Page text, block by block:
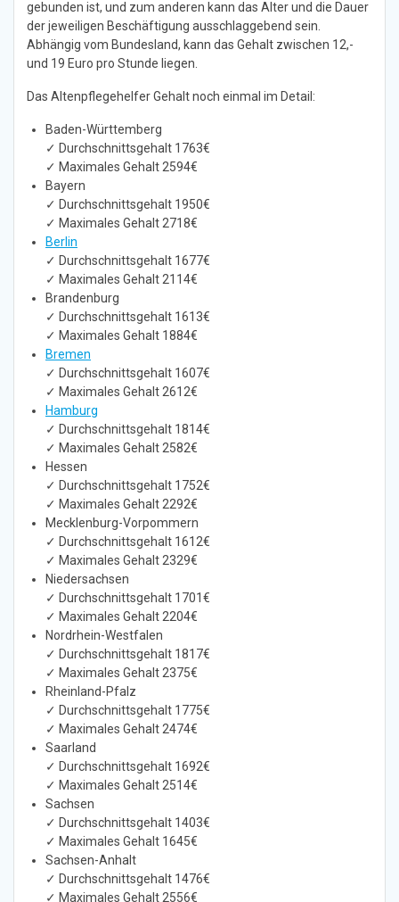
gebunden ist, und zum anderen kann das Alter und die Dauer
der jeweiligen Beschäftigung ausschlaggebend sein.
Abhängig vom Bundesland, kann das Gehalt zwischen 12,-
und 19 Euro pro Stunde liegen.
Das Altenpflegehelfer Gehalt noch einmal im Detail:
Baden-Württemberg
✓ Durchschnittsgehalt 1763€
✓ Maximales Gehalt 2594€
Bayern
✓ Durchschnittsgehalt 1950€
✓ Maximales Gehalt 2718€
Berlin
✓ Durchschnittsgehalt 1677€
✓ Maximales Gehalt 2114€
Brandenburg
✓ Durchschnittsgehalt 1613€
✓ Maximales Gehalt 1884€
Bremen
✓ Durchschnittsgehalt 1607€
✓ Maximales Gehalt 2612€
Hamburg
✓ Durchschnittsgehalt 1814€
✓ Maximales Gehalt 2582€
Hessen
✓ Durchschnittsgehalt 1752€
✓ Maximales Gehalt 2292€
Mecklenburg-Vorpommern
✓ Durchschnittsgehalt 1612€
✓ Maximales Gehalt 2329€
Niedersachsen
✓ Durchschnittsgehalt 1701€
✓ Maximales Gehalt 2204€
Nordrhein-Westfalen
✓ Durchschnittsgehalt 1817€
✓ Maximales Gehalt 2375€
Rheinland-Pfalz
✓ Durchschnittsgehalt 1775€
✓ Maximales Gehalt 2474€
Saarland
✓ Durchschnittsgehalt 1692€
✓ Maximales Gehalt 2514€
Sachsen
✓ Durchschnittsgehalt 1403€
✓ Maximales Gehalt 1645€
Sachsen-Anhalt
✓ Durchschnittsgehalt 1476€
✓ Maximales Gehalt 2556€